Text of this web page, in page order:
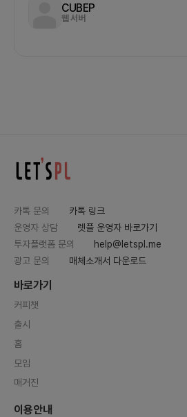
CUBEP
웹 서버
카톡 문의
카톡 링크
운영자 상담
렛플 운영자 바로가기
투자플랫폼 문의
help@letspl.me
광고 문의
매체소개서 다운로드
바로가기
커피챗
출시
홈
모임
매거진
이용안내